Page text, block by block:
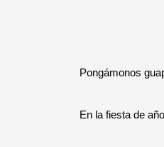
Pongámonos
En la fiesta de